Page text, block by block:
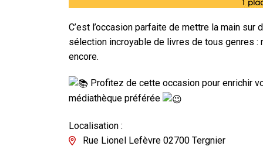
C’est l’occasion parfaite de mettre la main
sélection incroyable de livres de tous genres :
encore.
Profitez de cette occasion pour enrichir
médiathèque préférée
Localisation :
Rue Lionel Lefèvre 02700 Tergnier